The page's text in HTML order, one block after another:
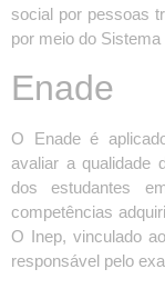
social por pessoas
por meio do Sistema
Enade
O Enade é
avaliar a qualidade
dos estudantes
competências
O Inep, vinculado
responsável pelo